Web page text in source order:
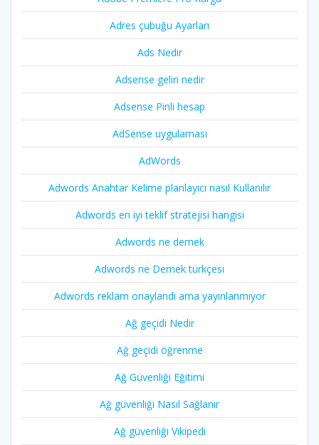
Adres çubuğu Ayarları
Ads Nedir
Adsense geliri nedir
Adsense Pinli hesap
AdSense uygulaması
AdWords
Adwords Anahtar Kelime planlayıcı nasıl Kullanılır
Adwords en iyi teklif stratejisi hangisi
Adwords ne demek
Adwords ne Demek türkçesi
Adwords reklam onaylandi ama yayınlanmıyor
Ağ geçidi Nedir
Ağ geçidi öğrenme
Ağ Güvenliği Eğitimi
Ağ güvenliği Nasıl Sağlanır
Ağ güvenliği Vikipedi